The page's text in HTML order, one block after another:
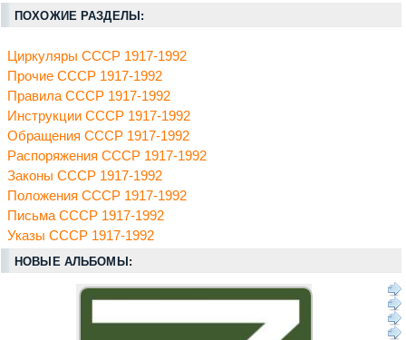
ПОХОЖИЕ РАЗДЕЛЫ:
Циркуляры СССР 1917-1992
Прочие СССР 1917-1992
Правила СССР 1917-1992
Инструкции СССР 1917-1992
Обращения СССР 1917-1992
Распоряжения СССР 1917-1992
Законы СССР 1917-1992
Положения СССР 1917-1992
Письма СССР 1917-1992
Указы СССР 1917-1992
НОВЫЕ АЛЬБОМЫ: